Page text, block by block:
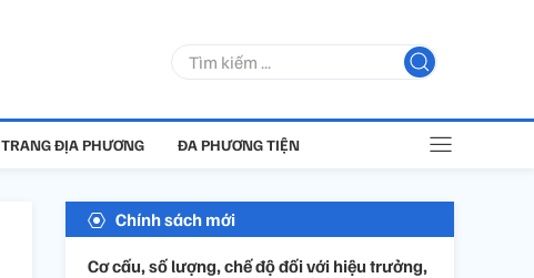
TRANG ĐỊA PHƯƠNG ĐA PHƯƠNG TIỆN
Chính sách mới
Cơ cấu, số lượng, chế độ đối với hiệu trưởng,